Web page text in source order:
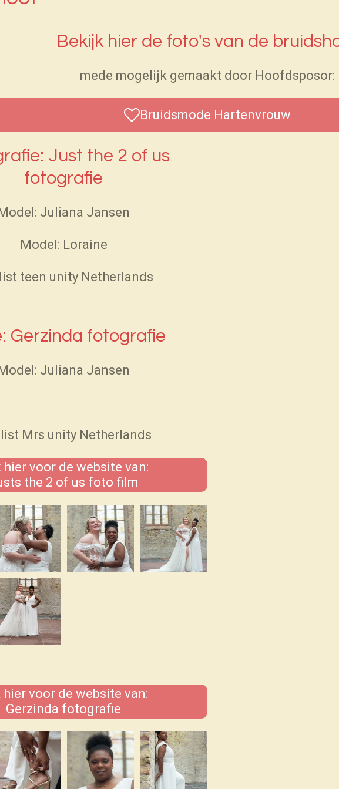
Bekijk hier de foto's van de
mede mogelijk gemaakt door Hoofdsposor:
Bruidsmode Hartenvrouw
Just the 2 of us
fotografie
Juliana Jansen
Model: Loraine
teen unity Netherlands
Gerzinda fotografie
Juliana Jansen
Mrs unity Netherlands
hier voor de website van:
the 2 of us foto film
hier voor de website van:
Gerzinda fotografie